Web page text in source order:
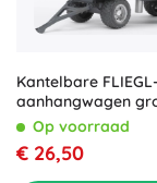
Kantelbare FLIEGL-
aanhangwagen
driezijdig voor
tractoren
Op voorraad
€ 26,50